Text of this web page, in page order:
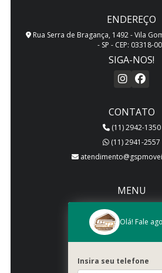
ENDEREÇO
Rua Serra de Bragança, 1492 - Vila
- SP - CEP: 03318-
SIGA-NOS!
CONTATO
(11) 2942-1350
(11) 2941-2557
MENU
Quem somos
Galeria
Olá! Fale
Insira seu telefone